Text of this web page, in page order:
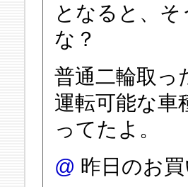
となると、
な？
普通二輪取っ
運転可能な車
ってたよ。
@ 昨日のお